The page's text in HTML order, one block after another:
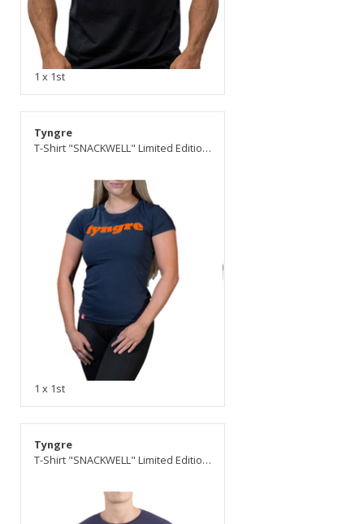
1 x 1st
Tyngre
T-Shirt "SNACKWELL" Limited Edition, dam
1 x 1st
Tyngre
T-Shirt "SNACKWELL" Limited Edition, herr